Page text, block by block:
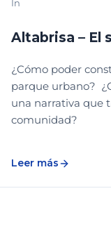
In
Altabrisa – El
¿Cómo poder
parque urbano?
una narrativa que
comunidad?
Leer más